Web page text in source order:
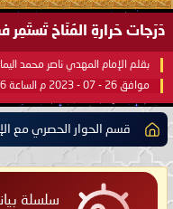
بقلم الإمام المهدي ناصر محمد اليماني يوم 08 -
موافق 26 - 07 - 2023 م الساعة 07:46 صباحًا بحسب التقويم الرسمي لأمّ القُرى
سلسلة